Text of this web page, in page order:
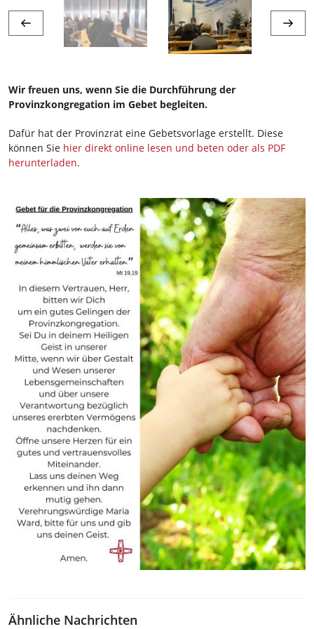
Wir freuen uns, wenn Sie die Durchführung der
Provinzkongregation im Gebet begleiten.
Dafür hat der Provinzrat eine Gebetsvorlage erstellt. Diese
können Sie hier direkt online lesen und beten oder als PDF
herunterladen.
Ähnliche Nachrichten